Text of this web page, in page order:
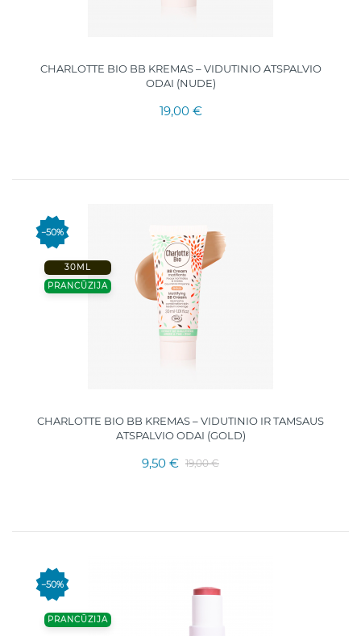
CHARLOTTE BIO BB KREMAS – VIDUTINIO ATSPALVIO
ODAI (NUDE)
19,00 €
−50%
30ML
PRANCŪZIJA
CHARLOTTE BIO BB KREMAS – VIDUTINIO IR TAMSAUS
ATSPALVIO ODAI (GOLD)
9,50 € 19,00 €
−50%
PRANCŪZIJA